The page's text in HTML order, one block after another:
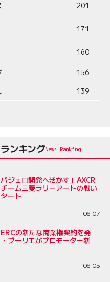
201
171
160
156
139
ンキング
ジェロ開発へ活かす」AXCR
ーム三菱ラリーアートの戦い
ート
08-07
の新たな商業権契約を発
ブーリエがプロモーター新
08-05